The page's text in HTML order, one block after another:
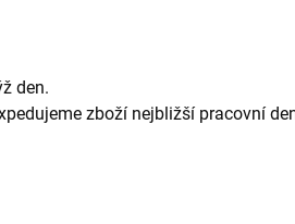
den.
zboží nejbližší pracovní